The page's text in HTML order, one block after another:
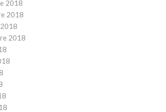
2018
2018
2018